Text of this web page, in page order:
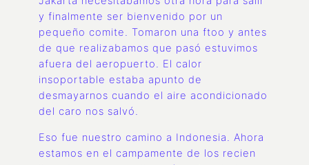
y finalmente ser bienvenido por un
pequeño comite. Tomaron una ftoo y antes
de que realizabamos que pasó estuvimos
afuera del aeropuerto. El calor
insoportable estaba apunto de
desmayarnos cuando el aire acondicionado
del caro nos salvó.
Eso fue nuestro camino a Indonesia. Ahora
estamos en el campamente de los recien